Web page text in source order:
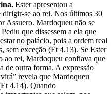
Ester apresentou a
dirigir-se ao rei. Nos últimos 30
Assuero. Mardoqueu não se
que dissessem a ela que
no palácio, pois a ordem real
sem exceção (Et 4.13). Se Ester
ao rei, Mardoqueu confiava que
de outra forma. A expressão
revela que Mardoqueu
4.14). Quando